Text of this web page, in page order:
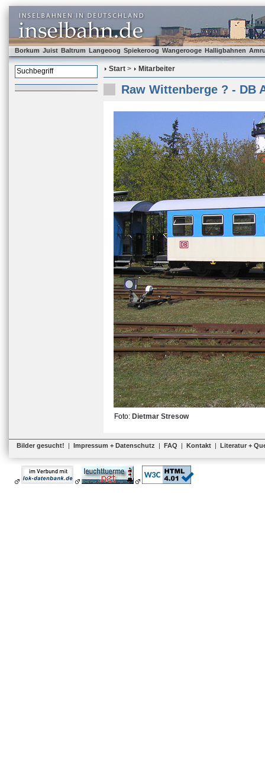
Borkum Juist Baltrum Langeoog Spiekeroog Wangerooge Halligbahnen
Start > Mitarbeiter
Raw Wittenberge ? - DB
Foto: Dietmar Stresow
Bilder gesucht! | Impressum + Datenschutz | FAQ | Kontakt | Literatur +